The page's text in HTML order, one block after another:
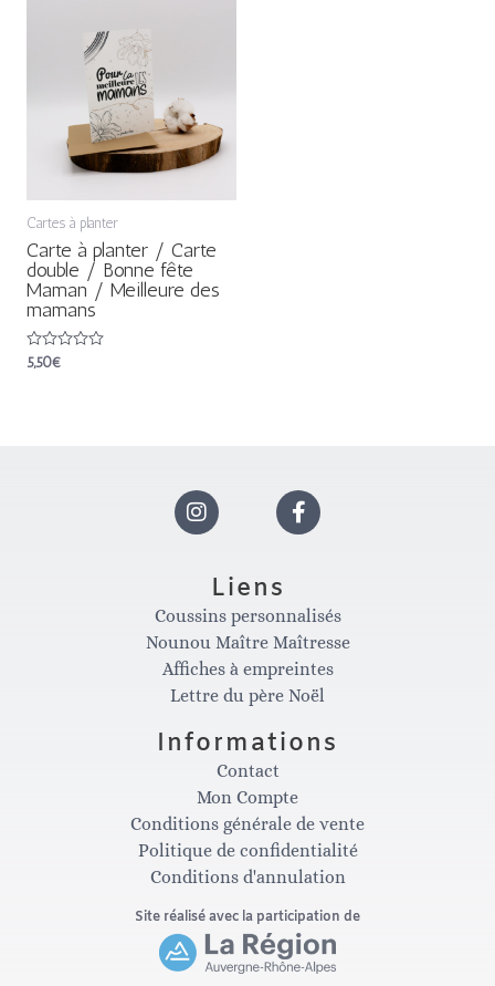
Cartes à planter
Carte à planter / Carte
double / Bonne fête
Maman / Meilleure des
mamans
Note
5,50€
I
n
s
t
a
g
r
a
F
c
e
b
o
o
k
Liens
Coussins personnalisés
Nounou Maître Maîtresse
Affiches à empreintes
Lettre du père Noël
Informations
Contact
Mon Compte
Conditions générale de vente
Politique de confidentialité
Conditions d'annulation
Site réalisé avec la participation de